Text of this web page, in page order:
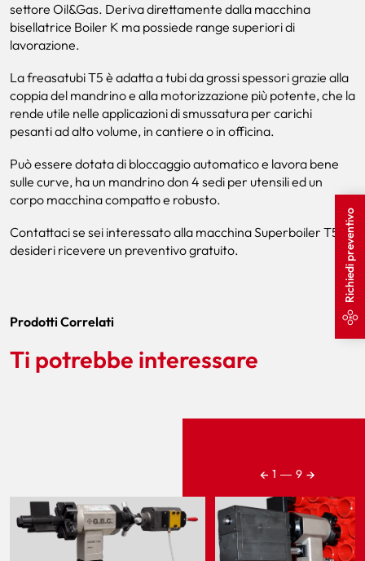
Richiedi preventivo
settore Oil&Gas. Deriva direttamente dalla macchina
bisellatrice Boiler K ma possiede range superiori di
lavorazione.
La freasatubi T5 è adatta a tubi da grossi spessori grazie alla
coppia del mandrino e alla motorizzazione più potente, che la
rende utile nelle applicazioni di smussatura per carichi
pesanti ad alto volume, in cantiere o in officina.
Può essere dotata di bloccaggio automatico e lavora bene
sulle curve, ha un mandrino don 4 sedi per utensili ed un
corpo macchina compatto e robusto.
Contattaci se sei interessato alla macchina Superboiler T5 o
desideri ricevere un preventivo gratuito.
Prodotti Correlati
Ti potrebbe interessare
← 1 ― 9 →